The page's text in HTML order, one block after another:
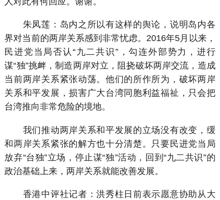
朱凤莲：岛内之所以有这样的舆论，说明岛内各
界对当前的两岸关系感到非常忧虑。2016年5月以来，
民进党当局否认“九二共识”，勾连外部势力，进行
谋“独”挑衅，制造两岸对立，阻挠破坏两岸交流，造成
当前两岸关系紧张动荡。他们的所作所为，破坏两岸
关系和平发展，损害广大台湾同胞利益福祉，只会把
台湾推向非常危险的境地。
我们推动两岸关系和平发展的立场没有改变，缓
和两岸关系紧张的解方也十分清楚。只要民进党当局
放弃“台独”立场，停止谋“独”活动，回到“九二共识”的
政治基础上来，两岸关系就能改善发展。
香港中评社记者：洪秀柱日前表示愿意协助从大